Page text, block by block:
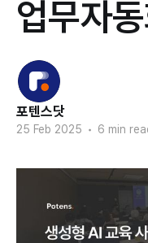
업무자
포텐스닷
25 Feb 2025 • 6 min